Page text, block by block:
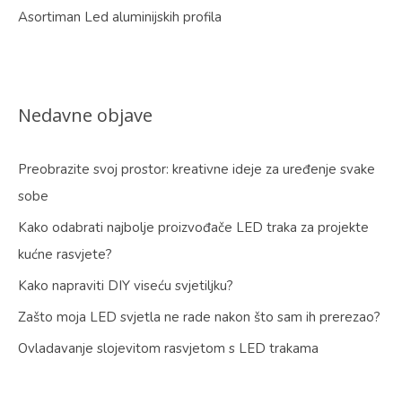
Asortiman Led aluminijskih profila
Nedavne objave
Preobrazite svoj prostor: kreativne ideje za uređenje svake
sobe
Kako odabrati najbolje proizvođače LED traka za projekte
kućne rasvjete?
Kako napraviti DIY viseću svjetiljku?
Zašto moja LED svjetla ne rade nakon što sam ih prerezao?
Ovladavanje slojevitom rasvjetom s LED trakama